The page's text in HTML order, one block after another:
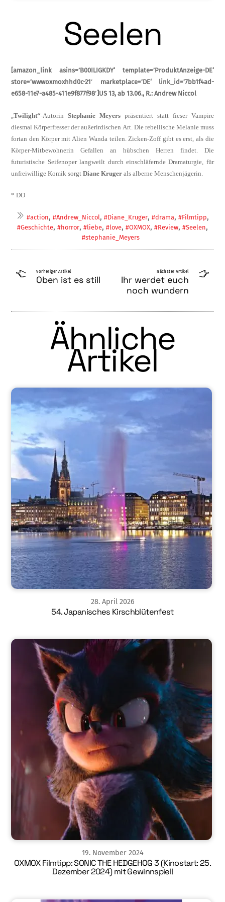
Seelen
[amazon_link asins=’B00ILIGKDY‘ template=’ProduktAnzeige-DE‘
store=’wwwoxmoxhhd0c-21′ marketplace=’DE‘ link_id=’7bb1f4ad-
e658-11e7-a485-411e9f877f98′]US 13,ab 13.06., R.: Andrew Niccol
„Twilight“-AutorinStephanie Meyers präsentiert statt fieser Vampire
diesmal Körperfresser der außerirdischen Art. Die rebellische Melanie muss
fortan den Körper mit Alien Wanda teilen. Zicken-Zoff gibt es erst, als die
Körper-Mitbewohnerin Gefallen an hübschen Herren findet. Die
futuristische Seifenoper langweilt durch einschläfernde Dramaturgie, für
unfreiwillige Komik sorgtDiane Kruger als alberne Menschenjägerin.
* DO
#action, #Andrew_Niccol, #Diane_Kruger, #drama, #Filmtipp,
#Geschichte, #horror, #liebe, #love, #OXMOX, #Review, #Seelen,
#stephanie_Meyers
vorheriger Artikel
Oben ist es still
nächster Artikel
Ihr werdet euch
noch wundern
Ähnliche
Artikel
28. April 2026
54. Japanisches Kirschblütenfest
19. November 2024
OXMOX Filmtipp: SONIC THE HEDGEHOG 3 (Kinostart: 25.
Dezember 2024) mit Gewinnspiel!